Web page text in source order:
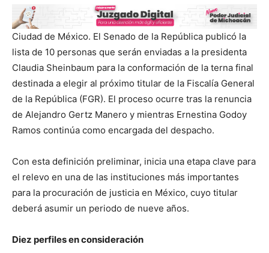
Ciudad de México. El Senado de la República publicó la
lista de 10 personas que serán enviadas a la presidenta
Claudia Sheinbaum para la conformación de la terna final
destinada a elegir al próximo titular de la Fiscalía General
de la República (FGR). El proceso ocurre tras la renuncia
de Alejandro Gertz Manero y mientras Ernestina Godoy
Ramos continúa como encargada del despacho.
Con esta definición preliminar, inicia una etapa clave para
el relevo en una de las instituciones más importantes
para la procuración de justicia en México, cuyo titular
deberá asumir un periodo de nueve años.
Diez perfiles en consideración